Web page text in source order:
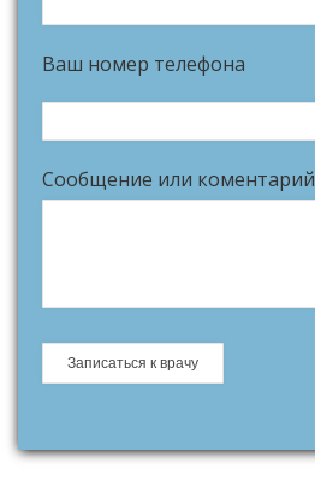
Ваш номер телефона
Сообщение или коментарий